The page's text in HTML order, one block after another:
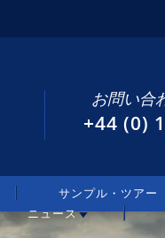
お問い合
+44 (0)
サンプル・ツアー
ニュース